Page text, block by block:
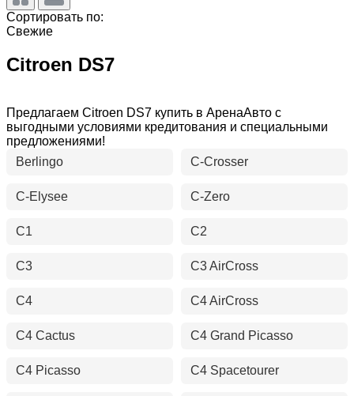
Сортировать по:
Свежие
Citroen DS7
Предлагаем Citroen DS7 купить в АренаАвто с
выгодными условиями кредитования и специальными
предложениями!
Berlingo
C-Crosser
C-Elysee C-Zero
C1 C2
C3 C3 AirCross
C4 C4 AirCross
C4 Cactus C4 Grand Picasso
C4 Picasso C4 Spacetourer